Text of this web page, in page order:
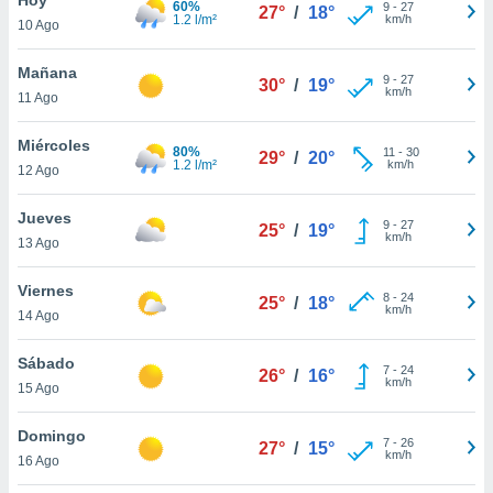
en
más
nuestra
de
cookies
aceptar
10 Ago
60%
1.2 l/m²
27° / 18° 9- 27
km/h
Mañana
11 Ago
30° / 19° 9- 27
km/h
Miércoles
12 Ago
80%
1.2 l/m²
29° / 20° 11 - 30
km/h
Jueves
13 Ago
25° / 19° 9- 27
km/h
Viernes
14 Ago
25° / 18° 8- 24
km/h
Sábado
15 Ago
26° / 16° 7- 24
km/h
Domingo
16 Ago
27° / 15° 7- 26
km/h